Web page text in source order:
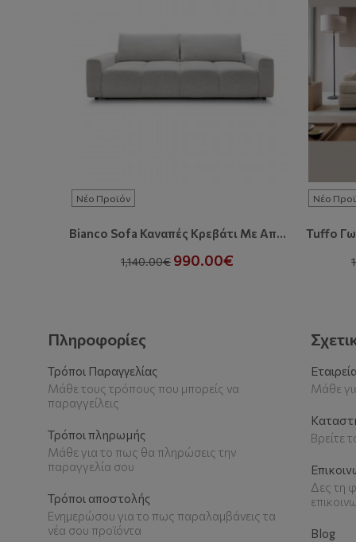
Νέο Προϊόν
Bianco Sofa Καναπές Κρεβάτι Με Αποθηκευτικό Χώρο
1,140.00€ 990.00€
Νέο
Πληροφορίες
Τρόποι Παραγγελίας
Μάθε τους τρόπους που μπορείς να
παραγγείλεις
Τρόποι πληρωμής
Μάθε για το πως θα πληρώσεις την
παραγγελία σου
Τρόποι αποστολής
Ενημερώσου για το πως παραλαμβάνεις τα
νέα σου προϊόντα
Μάθε
Βρείτε
Δες τη
Blog